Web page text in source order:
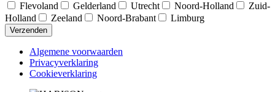
Flevoland
Gelderland Utrecht Noord-Holland
Zuid-
Holland
Zeeland Noord-Brabant Limburg
Verzenden
Algemene voorwaarden
Privacyverklaring
Cookieverklaring